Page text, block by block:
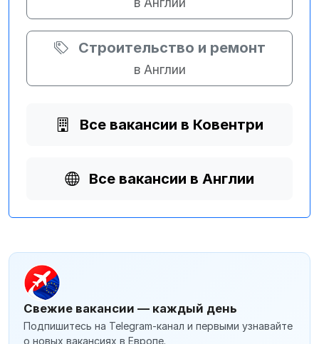
Строительство и ремонт
в Англии
Все вакансии в Ковентри
Все вакансии в Англии
Свежие вакансии — каждый день
Подпишитесь на Telegram-канал и первыми узнавайте
о новых вакансиях в Европе.